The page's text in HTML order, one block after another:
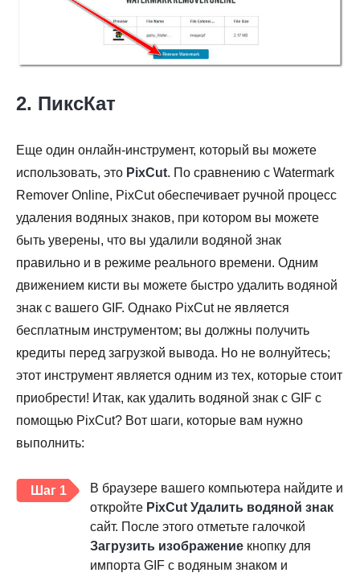
2. ПиксКат
Еще один онлайн-инструмент, который вы можете
использовать, это PixCut. По сравнению с Watermark
Remover Online, PixCut обеспечивает ручной процесс
удаления водяных знаков, при котором вы можете
быть уверены, что вы удалили водяной знак
правильно и в режиме реального времени. Одним
движением кисти вы можете быстро удалить водяной
знак с вашего GIF. Однако PixCut не является
бесплатным инструментом; вы должны получить
кредиты перед загрузкой вывода. Но не волнуйтесь;
этот инструмент является одним из тех, которые стоит
приобрести! Итак, как удалить водяной знак с GIF с
помощью PixCut? Вот шаги, которые вам нужно
выполнить:
Шаг 1
В браузере вашего компьютера найдите и
откройте PixCut Удалить водяной знак
сайт. После этого отметьте галочкой
Загрузить изображение кнопку для
импорта GIF с водяным знаком и